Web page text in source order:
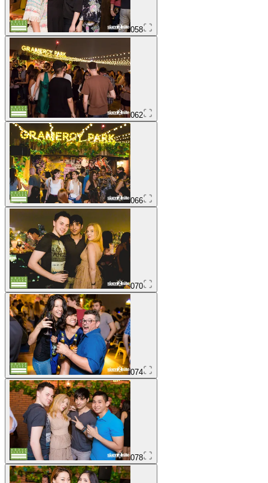
058
062
066
070
074
078